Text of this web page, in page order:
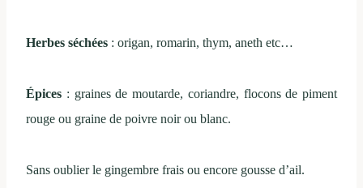
Herbes séchées : origan, romarin, thym, aneth etc…
Épices : graines de moutarde, coriandre, flocons de piment
rouge ou graine de poivre noir ou blanc.
Sans oublier le gingembre frais ou encore gousse d’ail.